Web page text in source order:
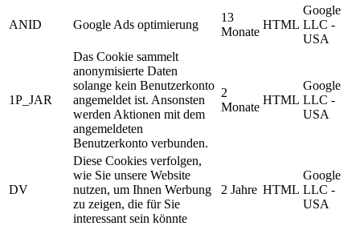
ANID Google Ads optimierung
13
Monate
HTML
Google
LLC -
USA
1P_JAR
Das Cookie sammelt
anonymisierte Daten
solange kein Benutzerkonto
angemeldet ist. Ansonsten
werden Aktionen mit dem
angemeldeten
Benutzerkonto verbunden.
2
Monate
HTML
Google
LLC -
USA
DV
Diese Cookies verfolgen,
wie Sie unsere Website
nutzen, um Ihnen Werbung
zu zeigen, die für Sie
interessant sein könnte
2 Jahre HTML
Google
LLC -
USA